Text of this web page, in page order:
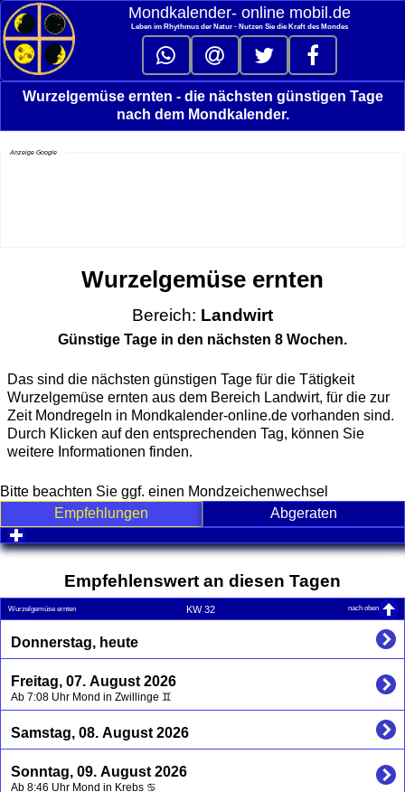
Mondkalender‑ online mobil.de
Leben im Rhythmus der Natur - Nutzen Sie die Kraft des Mondes
Wurzelgemüse ernten - die nächsten günstigen Tage
nach dem Mondkalender.
Anzeige Google
Wurzelgemüse ernten
Bereich: Landwirt
Günstige Tage in den nächsten 8 Wochen.
Das sind die nächsten günstigen Tage für die Tätigkeit
Wurzelgemüse ernten aus dem Bereich Landwirt, für die zur
Zeit Mondregeln in Mondkalender-online.de vorhanden sind.
Durch Klicken auf den entsprechenden Tag, können Sie
weitere Informationen finden.
Bitte beachten Sie ggf. einen Mondzeichenwechsel
Empfehlungen
Abgeraten
click to expand contents
Empfehlenswert an diesen Tagen
Wurzelgemüse ernten KW 32 nach oben
Donnerstag, heute
Freitag, 07. August 2026
Ab 7:08 Uhr Mond in Zwillinge ♊
Samstag, 08. August 2026
Sonntag, 09. August 2026
Ab 8:46 Uhr Mond in Krebs ♋